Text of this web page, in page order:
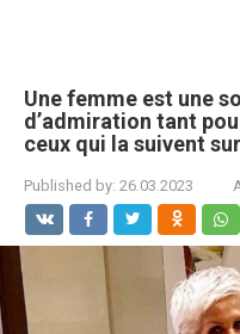
Une femme est une
d’admiration tant
ceux qui la suivent
Published by: 26.03.2023